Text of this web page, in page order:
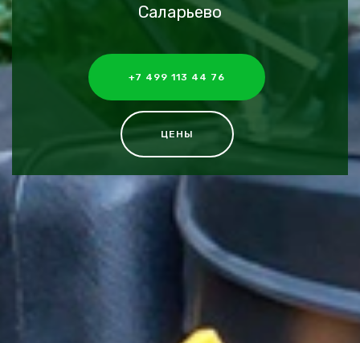
Саларьево
+7 499 113 44 76
ЦЕНЫ